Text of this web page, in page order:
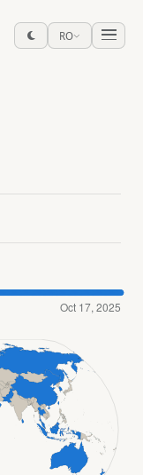
RO